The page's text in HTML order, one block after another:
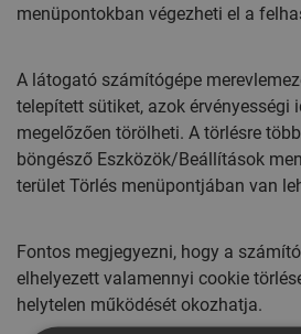
menüpontokban végezheti el a
A látogató számítógépe
telepített sütiket, azok érvényességi
megelőzően törölheti. A törlésre
böngésző Eszközök/Beállítások
terület Törlés menüpontjában van
Fontos megjegyezni, hogy a
elhelyezett valamennyi cookie
helytelen működését okozhatja.